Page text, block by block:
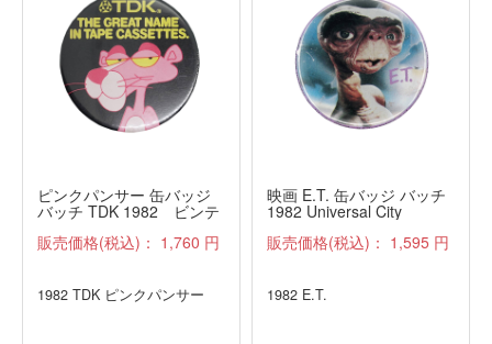
ピンクパンサー 缶バッジ
バッチ TDK 1982 ビンテ
ージ
販売価格(税込)： 1,760 円
1982 TDK ピンクパンサー
映画 E.T. 缶バッジ バッチ
1982 Universal City
販売価格(税込)： 1,595 円
1982 E.T.